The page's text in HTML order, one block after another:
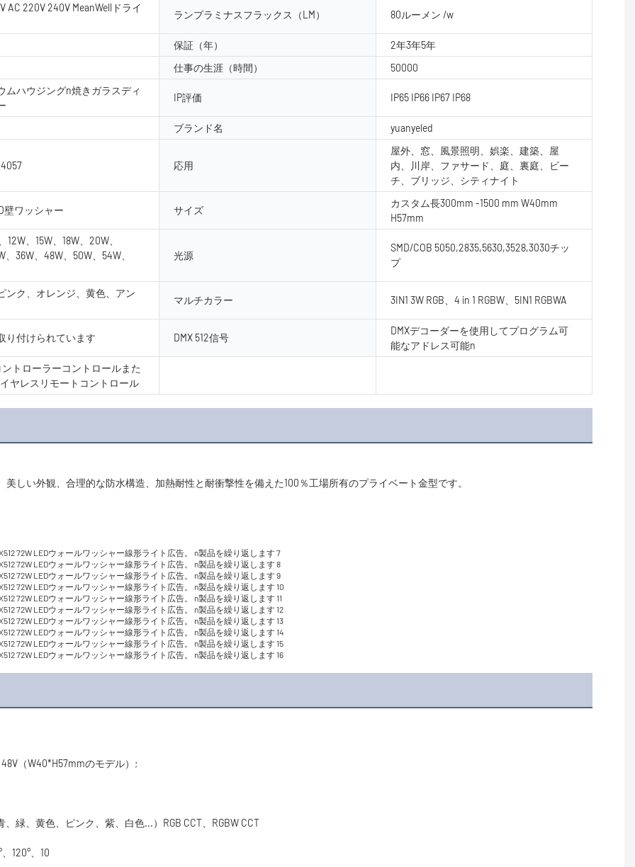
AC 220V 240V MeanWellドライ
ランプラミナスフラックス（LM） 80ルーメン /w
保証（年）
2年3年5年
仕事の生涯（時間）
50000
ムハウジングn焼きガラスディ
IP評価 IP65 IP66 IP67 IP68
ブランド名 yuanyeled
応用
屋外、窓、風景照明、娯楽、建築、屋
内、川岸、ファサード、庭、裏庭、ビー
チ、ブリッジ、シティナイト
壁ワッシャー サイズ
カスタム長300mm -1500 mm W40mm
H57mm
12W、15W、18W、20W、
、36W、48W、50W、54W、
光源
SMD/COB 5050,2835,5630,3528,3030チッ
プ
ンク、オレンジ、黄色、アン
マルチカラー 3IN1 3W RGB、4 in 1 RGBW、5IN1 RGBWA
り付けられています DMX 512信号
DMXデコーダーを使用してプログラム可
能なアドレス可能n
ントローラーコントロールまた
ヤレスリモートコントロール